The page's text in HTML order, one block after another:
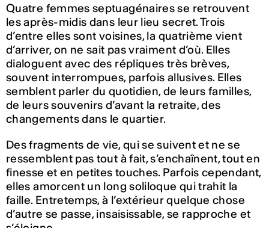
Quatre femmes septuagénaires se retrouvent
les après-midis dans leur lieu secret. Trois
d’entre elles sont voisines, la quatrième vient
d’arriver, on ne sait pas vraiment d’où. Elles
dialoguent avec des répliques très brèves,
souvent interrompues, parfois allusives. Elles
semblent parler du quotidien, de leurs familles,
de leurs souvenirs d’avant la retraite, des
changements dans le quartier.
Des fragments de vie, qui se suivent et ne se
ressemblent pas tout à fait, s’enchaînent, tout en
finesse et en petites touches. Parfois cependant,
elles amorcent un long soliloque qui trahit la
faille. Entretemps, à l’extérieur quelque chose
d’autre se passe, insaisissable, se rapproche et